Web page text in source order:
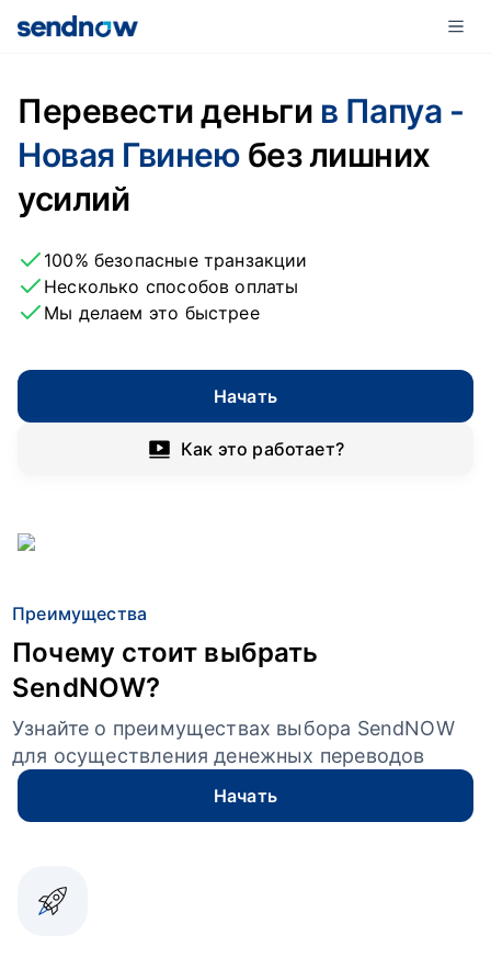
Перевести деньги в Папуа -
Новая Гвинею без лишних
усилий
100% безопасные транзакции
Несколько способов оплаты
Мы делаем это быстрее
Начать
Как это работает?
Преимущества
Почему стоит выбрать
SendNOW?
Узнайте о преимуществах выбора SendNOW
для осуществления денежных переводов
Начать